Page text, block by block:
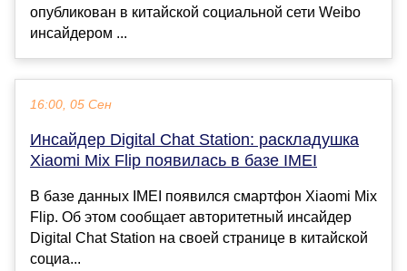
опубликован в китайской социальной сети Weibo
инсайдером ...
16:00, 05 Сен
Инсайдер Digital Chat Station: раскладушка
Xiaomi Mix Flip появилась в базе IMEI
В базе данных IMEI появился смартфон Xiaomi Mix
Flip. Об этом сообщает авторитетный инсайдер
Digital Chat Station на своей странице в китайской
социа...